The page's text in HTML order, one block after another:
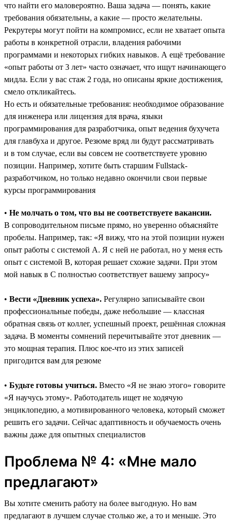
что найти его маловероятно. Ваша задача — понять, какие
требования обязательны, а какие ― просто желательны.
Рекрутеры могут пойти на компромисс, если не хватает опыта
работы в конкретной отрасли, владения рабочими
программами и некоторых гибких навыков. А ещё требование
«опыт работы от 3 лет» часто означает, что ищут начинающего
мидла. Если у вас стаж 2 года, но описаны яркие достижения,
смело откликайтесь.
Но есть и обязательные требования: необходимое образование
для инженера или лицензия для врача, языки
программирования для разработчика, опыт ведения бухучета
для главбуха и другое. Резюме вряд ли будут рассматривать
и в том случае, если вы совсем не соответствуете уровню
позиции. Например, хотите быть старшим Fullstack-
разработчиком, но только недавно окончили свои первые
курсы программирования
• Не молчать о том, что вы не соответствуете вакансии.
В сопроводительном письме прямо, но уверенно объясняйте
пробелы. Например, так: «Я вижу, что на этой позиции нужен
опыт работы с системой A. Я с ней не работал, но у меня есть
опыт с системой B, которая решает схожие задачи. При этом
мой навык в C полностью соответствует вашему запросу»
• Вести «Дневник успеха». Регулярно записывайте свои
профессиональные победы, даже небольшие ― классная
обратная связь от коллег, успешный проект, решённая сложная
задача. В моменты сомнений перечитывайте этот дневник —
это мощная терапия. Плюс кое-что из этих записей
пригодится вам для резюме
• Будьте готовы учиться. Вместо «Я не знаю этого» говорите
«Я научусь этому». Работодатель ищет не ходячую
энциклопедию, а мотивированного человека, который сможет
решить его задачи. Сейчас адаптивность и обучаемость очень
важны даже для опытных специалистов
Проблема № 4: «Мне мало
предлагают»
Вы хотите сменить работу на более выгодную. Но вам
предлагают в лучшем случае столько же, а то и меньше. Это